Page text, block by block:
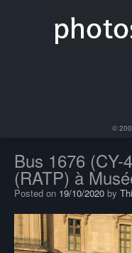
©
Bus 1676 (CY-
(RATP) à
Posted on 19/10/2020 by